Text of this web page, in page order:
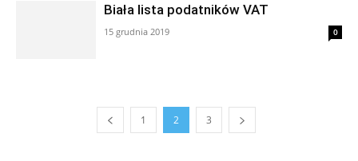
Biała lista podatników VAT
15 grudnia 2019 0
1 2 3